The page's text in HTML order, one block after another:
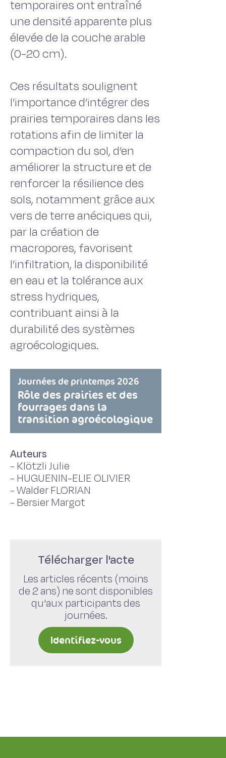
temporaires ont entraîné
une densité apparente plus
élevée de la couche arable
(0-20 cm).
Ces résultats soulignent
l’importance d’intégrer des
prairies temporaires dans les
rotations afin de limiter la
compaction du sol, d’en
améliorer la structure et de
renforcer la résilience des
sols, notamment grâce aux
vers de terre anéciques qui,
par la création de
macropores, favorisent
l’infiltration, la disponibilité
en eau et la tolérance aux
stress hydriques,
contribuant ainsi à la
durabilité des systèmes
agroécologiques.
Journées de printemps 2026
Rôle des prairies et des
fourrages dans la
transition agroécologique
Auteurs
- Klötzli Julie
- HUGUENIN-ELIE OLIVIER
-Walder FLORIAN
- Bersier Margot
Télécharger l'acte
Les articles récents (moins
de 2 ans) ne sont disponibles
qu'aux participants des
journées.
Identifiez-vous